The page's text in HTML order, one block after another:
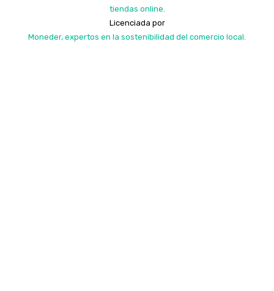
tiendas online.
Licenciada por
Moneder, expertos en la sostenibilidad del comercio local.